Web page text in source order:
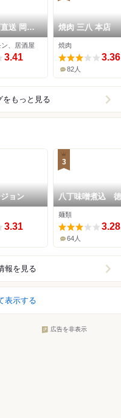
送 岡崎
の奴隷 岡
、居酒屋
3.41
焼肉 三八 本店
焼肉
3.36
82人
をもっと見る
ョン
3.31
3
八丁味噌煮込
麺類
3.28
64人
報を見る
表示する
広告を非表示